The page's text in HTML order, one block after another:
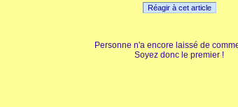
Réagir à cet article
Personne n'a encore laissé de
Soyez donc le premier !